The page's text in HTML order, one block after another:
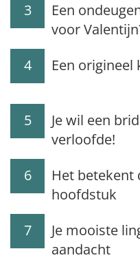
3
Een
voor
4
Een origineel
5
Je wil een
verloofde!
6
Het betekent
hoofdstuk
7
Je mooiste
aandacht